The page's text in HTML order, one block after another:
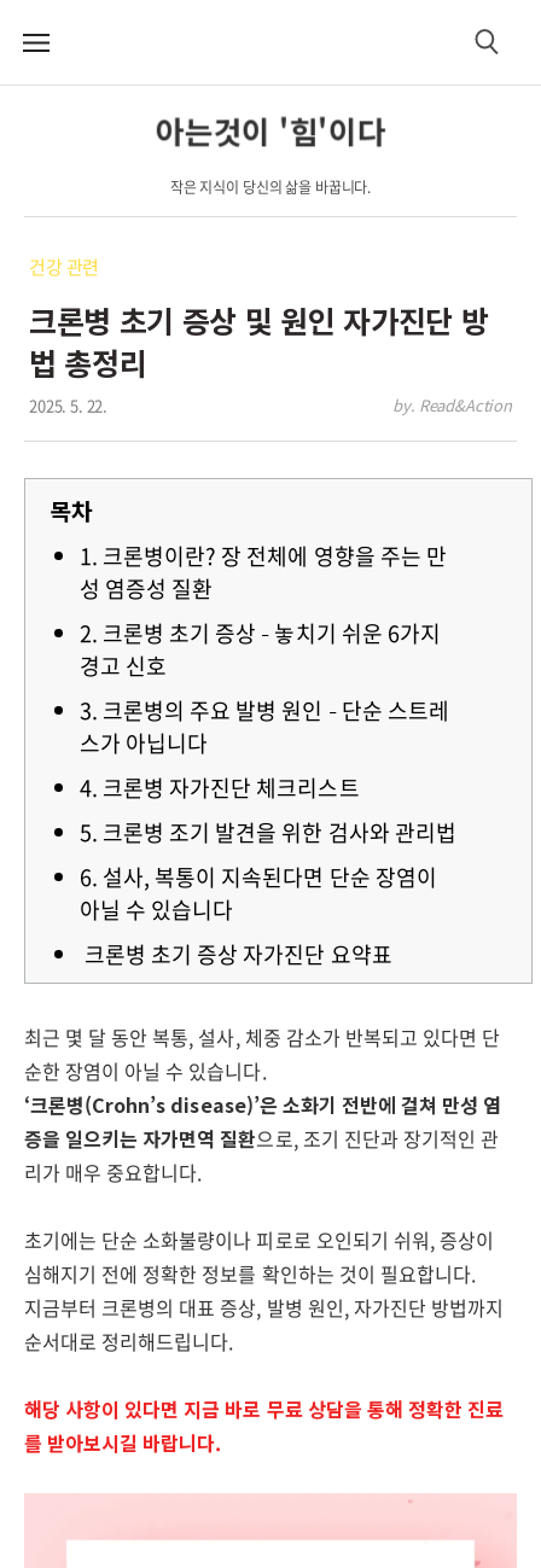
메
검
아는것이 '힘'이다
작은 지식이 당신의 삶을 바꿉니다.
건강 관련
크론병 초기 증상 및 원인 자가진단 방
법 총정리
2025. 5. 22. by. Read&Action
목차
1. 크론병이란? 장 전체에 영향을 주는 만
성 염증성 질환
2. 크론병 초기 증상 – 놓치기 쉬운 6가지
경고 신호
3. 크론병의 주요 발병 원인 – 단순 스트레
스가 아닙니다
4. 크론병 자가진단 체크리스트
5. 크론병 조기 발견을 위한 검사와 관리법
6. 설사, 복통이 지속된다면 단순 장염이
아닐 수 있습니다
크론병 초기 증상 자가진단 요약표
최근 몇 달 동안 복통, 설사, 체중 감소가 반복되고 있다면 단
순한 장염이 아닐 수 있습니다.
‘크론병(Crohn’s disease)’은 소화기 전반에 걸쳐 만성 염
증을 일으키는 자가면역 질환으로, 조기 진단과 장기적인 관
리가 매우 중요합니다.
초기에는 단순 소화불량이나 피로로 오인되기 쉬워, 증상이
심해지기 전에 정확한 정보를 확인하는 것이 필요합니다.
지금부터 크론병의 대표 증상, 발병 원인, 자가진단 방법까지
순서대로 정리해드립니다.
해당 사항이 있다면 지금 바로 무료 상담을 통해 정확한 진료
를 받아보시길 바랍니다.